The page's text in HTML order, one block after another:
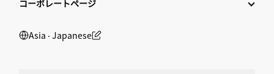
コーポレートページ
Asia ‧ Japanese